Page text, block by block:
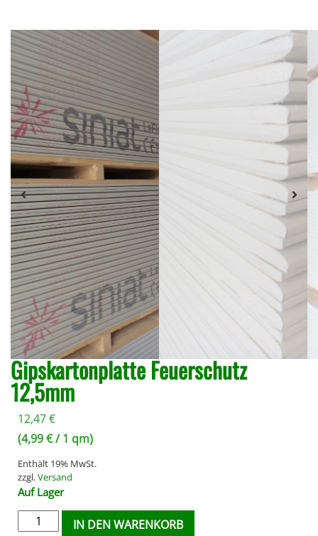
Gipskartonplatte Feuerschutz
12,5mm
12,47€
(4,99€/ 1 qm)
Enthält 19% MwSt.
zzgl.Versand
Auf Lager
IN DEN WARENKORB